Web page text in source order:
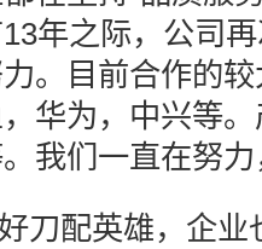
年之际，公司
。目前合作的
华为，中兴等
我们一直在努
刀配英雄，企